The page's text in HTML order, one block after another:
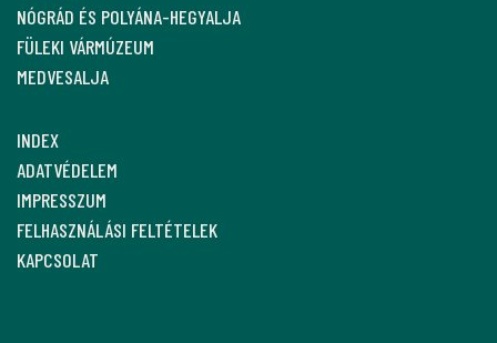
NÓGRÁD ÉS POLYÁNA-HEGYALJA
FÜLEKI VÁRMÚZEUM
MEDVESALJA
INDEX
ADATVÉDELEM
IMPRESSZUM
FELHASZNÁLÁSI FELTÉTELEK
KAPCSOLAT